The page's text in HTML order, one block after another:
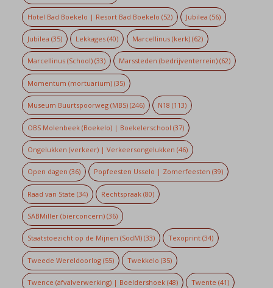
Hotel Bad Boekelo | Resort Bad Boekelo (52) Jubilea (56)
Jubilea (35) Lekkages (40) Marcellinus (kerk)(62)
Marcellinus (School)(33) Marssteden (bedrijventerrein) (62)
Momentum (mortuarium)(35)
Museum Buurtspoorweg (MBS)(246) N18 (113)
OBS Molenbeek (Boekelo) | Boekelerschool (37)
Ongelukken (verkeer) | Verkeersongelukken (46)
Open dagen (36) Popfeesten Usselo | Zomerfeesten (39)
Raad van State (34) Rechtspraak (80)
SABMiller (bierconcern)(36)
Staatstoezicht op de Mijnen (SodM)(33) Texoprint (34)
Tweede Wereldoorlog(55) Twekkelo (35)
Twence (afvalverwerking) | Boeldershoek(48) Twente (41)